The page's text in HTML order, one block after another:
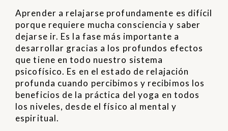
Aprender a relajarse profundamente es difícil
porque requiere mucha consciencia y saber
dejarse ir. Es la fase más importante a
desarrollar gracias a los profundos efectos
que tiene en todo nuestro sistema
psicofísico. Es en el estado de relajación
profunda cuando percibimos y recibimos los
beneficios de la práctica del yoga en todos
los niveles, desde el físico al mental y
espiritual.